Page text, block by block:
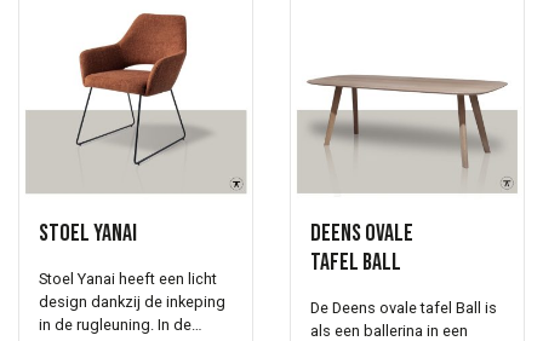
Stoel Yanai
Stoel Yanai heeft een licht
design dankzij de inkeping
in de rugleuning. In de
Deens ovale
tafel Ball
De Deens ovale tafel Ball is
als een ballerina in een